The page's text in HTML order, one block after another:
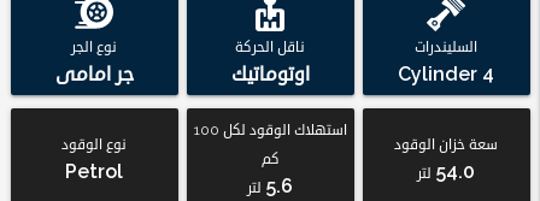
السليندرات
4 Cylinder
ناقل الحركة
اوتوماتيك
نوع الجر
جر امامى
سعة خزان الوقود
54.0 لتر
استهلاك الوقود لكل 100
كم
5.6 لتر
نوع الوقود
Petrol